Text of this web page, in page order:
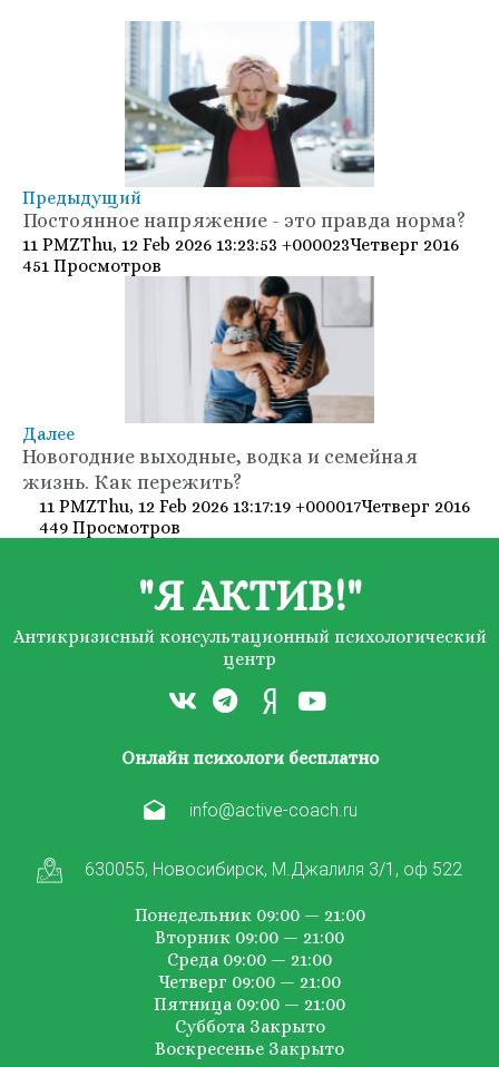
Предыдущий
Постоянное напряжение - это правда норма?
11 PMZThu, 12 Feb 2026 13:23:53 +000023Четверг 2016
451 Просмотров
Далее
Новогодние выходные, водка и семейная
жизнь. Как пережить?
11 PMZThu, 12 Feb 2026 13:17:19 +000017Четверг 2016
449 Просмотров
"Я АКТИВ!"
Антикризисный консультационный психологический
центр
Онлайн психологи бесплатно
info@active-coach.ru
630055, Новосибирск, М.Джалиля 3/1, оф 522
Понедельник 09:00 — 21:00
Вторник 09:00 — 21:00
Среда 09:00 — 21:00
Четверг 09:00 — 21:00
Пятница 09:00 — 21:00
Суббота Закрыто
Воскресенье Закрыто